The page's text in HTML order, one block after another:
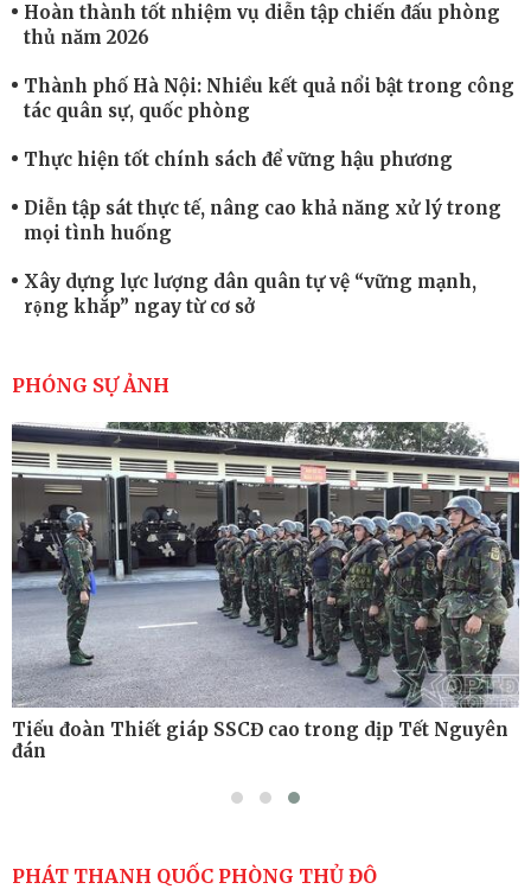
Hoàn thành tốt nhiệm vụ diễn tập chiến đấu phòng
thủ năm 2026
Thành phố Hà Nội: Nhiều kết quả nổi bật trong công
tác quân sự, quốc phòng
Thực hiện tốt chính sách để vững hậu phương
Diễn tập sát thực tế, nâng cao khả năng xử lý trong
mọi tình huống
Xây dựng lực lượng dân quân tự vệ “vững mạnh,
rộng khắp” ngay từ cơ sở
cao sức mạnh chiến đấu
Tiểu đoàn Thiết giáp hoàn thành tốt diễn tập chiến
thuật có bắn đạn thật
Nơi sinh viên rèn ý trí, luyện kỹ năng
PHÓNG SỰ ẢNH
Tiểu đoàn Thiết giáp SSCĐ cao trong dịp Tết Nguyên
đán
PHÁT THANH QUỐC PHÒNG THỦ ĐÔ